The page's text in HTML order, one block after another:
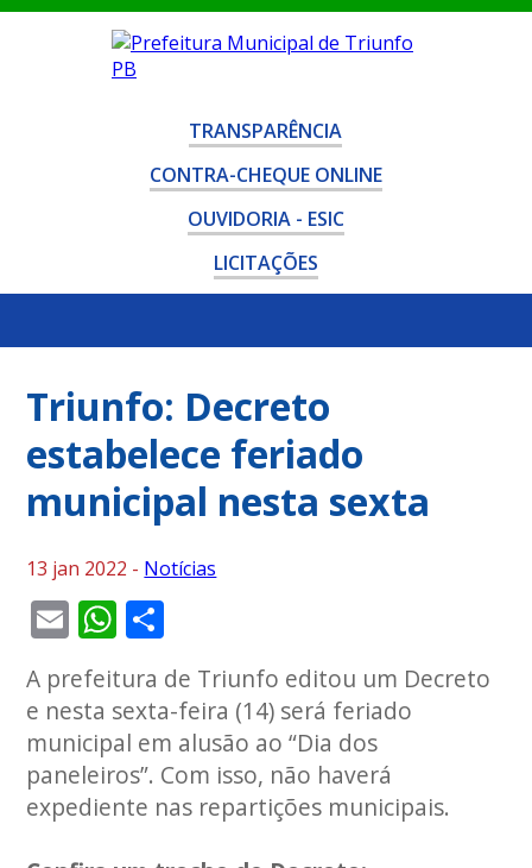
TRANSPARÊNCIA
CONTRA-CHEQUE ONLINE
OUVIDORIA - ESIC
LICITAÇÕES
Triunfo: Decreto
estabelece feriado
municipal nesta sexta
13 jan 2022 - Notícias
EmailWhatsApp
A prefeitura de Triunfo editou um Decreto
e nesta sexta-feira (14) será feriado
municipal em alusão ao “Dia dos
paneleiros”. Com isso, não haverá
expediente nas repartições municipais.